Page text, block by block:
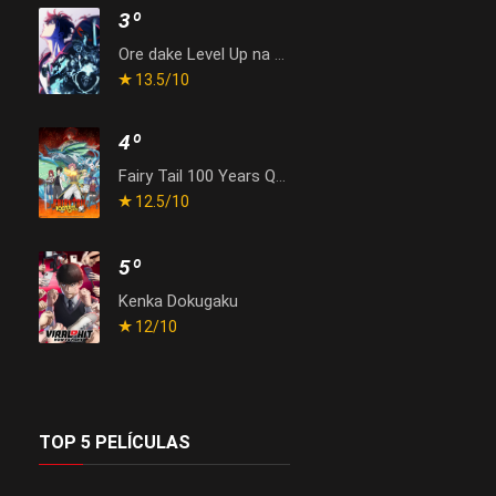
3º
Ore dake Level Up na Ken Season 2: Arise from the Shadow
13.5/10
4º
Fairy Tail 100 Years Quest
12.5/10
5º
Kenka Dokugaku
12/10
TOP 5 PELÍCULAS